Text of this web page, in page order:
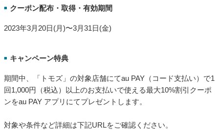
■ クーポン配布・取得・有効期間
2023年3月20日(月)〜3月31日(金)
■ キャンペーン特典
期間中、「トモズ」の対象店舗にてau PAY（コード支払い）で1
回1,000円（税込）以上のお支払いで使える最大10%割引クーポ
ンをau PAY アプリにてプレゼントします。
対象や条件など詳細は下記URLをご確認ください。